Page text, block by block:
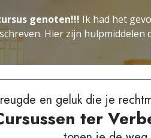
genoten!!! Ik had het
Hier zijn hulpmiddelen
en geluk die je
ter